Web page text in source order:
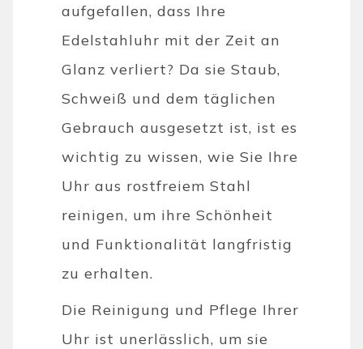
aufgefallen, dass Ihre
Edelstahluhr mit der Zeit an
Glanz verliert? Da sie Staub,
Schweiß und dem täglichen
Gebrauch ausgesetzt ist, ist es
wichtig zu wissen, wie Sie Ihre
Uhr aus rostfreiem Stahl
reinigen, um ihre Schönheit
und Funktionalität langfristig
zu erhalten.
Die Reinigung und Pflege Ihrer
Uhr ist unerlässlich, um sie